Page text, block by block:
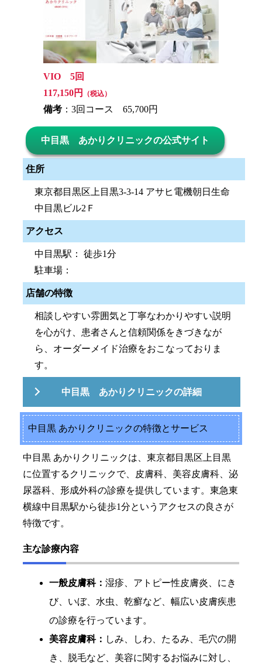
VIO 5回
117,150円
（税込）
備考 ：3回コース 65,700円
中目黒 あかりクリニックの公式サイト
住所
東京都目黒区上目黒3-3-14 アサヒ電機朝日生命
中目黒ビル2Ｆ
アクセス
中目黒駅： 徒歩1分
駐車場：
店舗の特徴
相談しやすい雰囲気と丁寧なわかりやすい説明
を心がけ、患者さんと信頼関係をきづきなが
ら、オーダーメイド治療をおこなっておりま
す。
中目黒 あかりクリニックの詳細
中目黒 あかりクリニックの特徴とサービス
中目黒 あかりクリニックは、東京都目黒区上目黒
に位置するクリニックで、皮膚科、美容皮膚科、泌
尿器科、形成外科の診療を提供しています。東急東
横線中目黒駅から徒歩1分というアクセスの良さが
特徴です。
主な診療内容
一般皮膚科： 湿疹、アトピー性皮膚炎、にき
び、いぼ、水虫、乾癬など、幅広い皮膚疾患
の診療を行っています。
美容皮膚科： しみ、しわ、たるみ、毛穴の開
き、脱毛など、美容に関するお悩みに対し、